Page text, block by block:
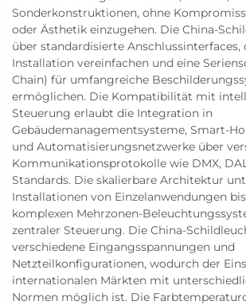
Sonderkonstruktionen, ohne
oder Ästhetik einzugehen. Die China-
über standardisierte Anschlussinterfaces,
Installation vereinfachen und eine
Chain) für umfangreiche
ermöglichen. Die Kompatibilität mit
Steuerung erlaubt die Integration in
Gebäudemanagementsysteme, Smart-
und Automatisierungsnetzwerke über
Kommunikationsprotokolle wie DMX,
Standards. Die skalierbare Architektur
Installationen von Einzelanwendungen
komplexen Mehrzonen-
zentraler Steuerung. Die China-
verschiedene Eingangsspannungen und
Netzteilkonfigurationen, wodurch der
internationalen Märkten mit
Normen möglich ist. Die